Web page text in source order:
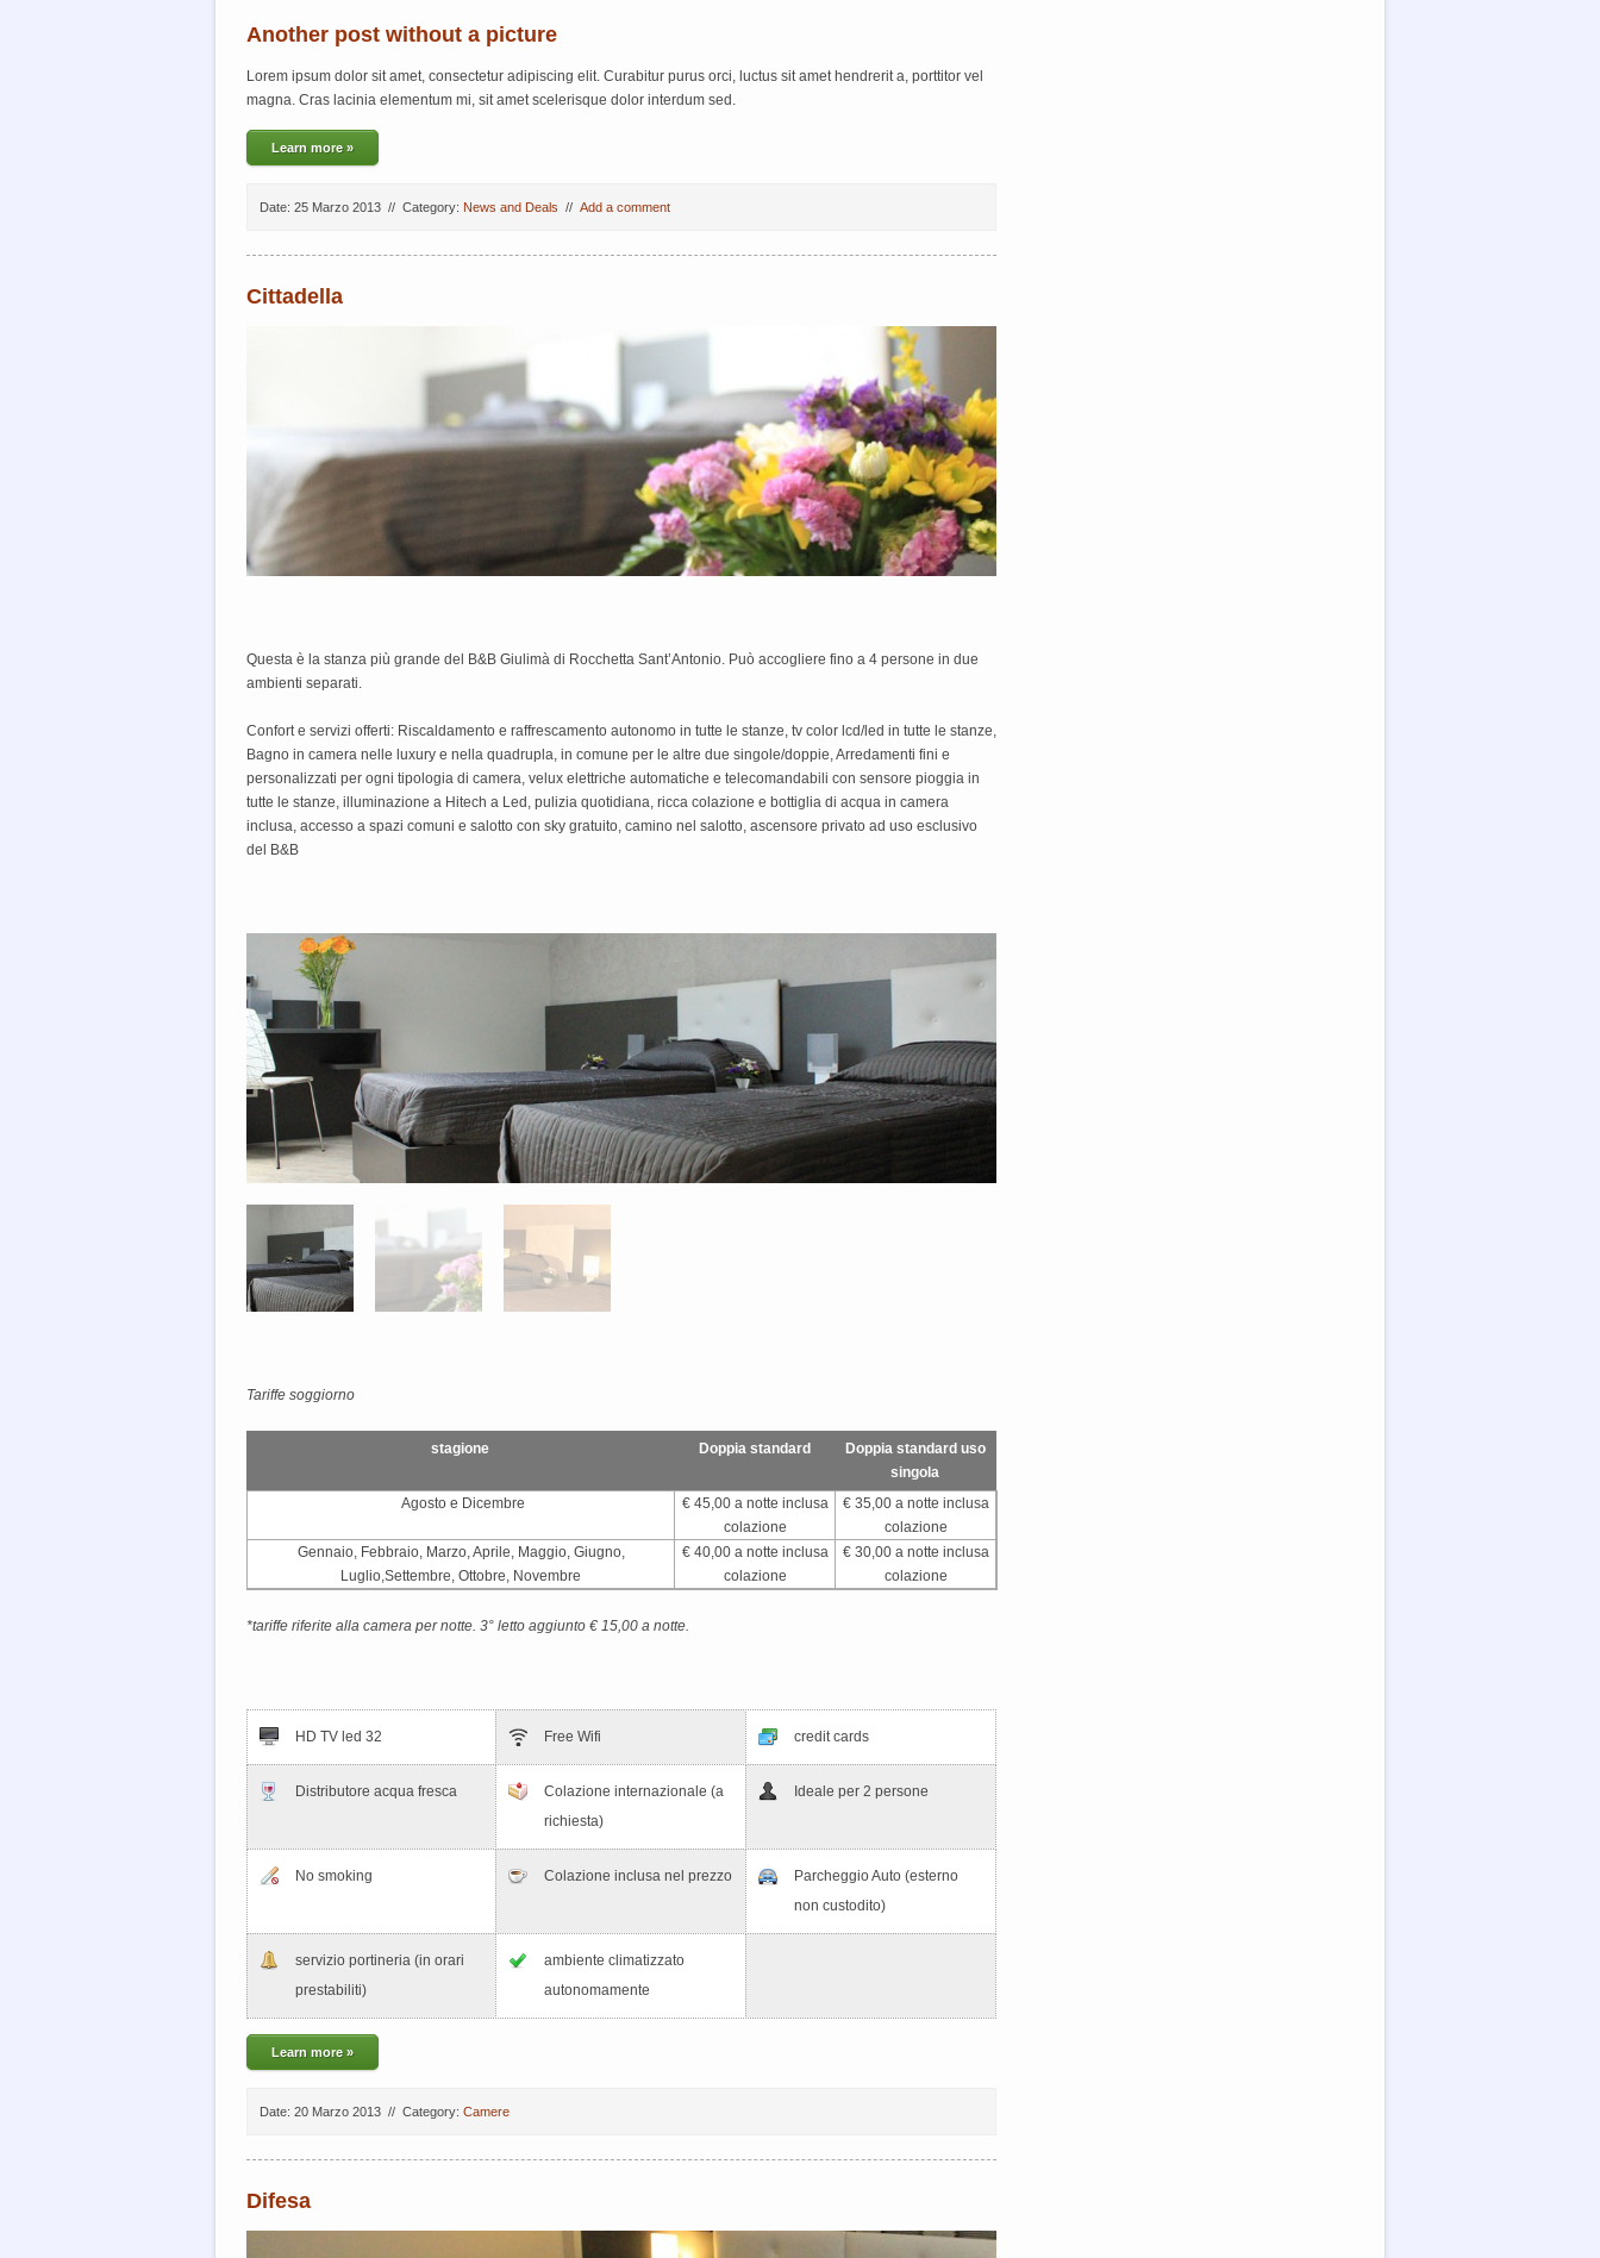
Another post without a picture
Lorem ipsum dolor sit amet, consectetur adipiscing elit. Curabitur purus orci, luctus sit amet hendrerit a, porttitor vel
magna. Cras lacinia elementum mi, sit amet scelerisque dolor interdum sed.
Learn more »
Date: 25 Marzo 2013 // Category: News and Deals // Add a comment
Cittadella
Questa è la stanza più grande del B&B Giulimà di Rocchetta Sant’Antonio. Può accogliere fino a 4 persone in due
ambienti separati.
Confort e servizi offerti: Riscaldamento e raffrescamento autonomo in tutte le stanze, tv color lcd/led in tutte le stanze,
Bagno in camera nelle luxury e nella quadrupla, in comune per le altre due singole/doppie, Arredamenti fini e
personalizzati per ogni tipologia di camera, velux elettriche automatiche e telecomandabili con sensore pioggia in
tutte le stanze, illuminazione a Hitech a Led, pulizia quotidiana, ricca colazione e bottiglia di acqua in camera
inclusa, accesso a spazi comuni e salotto con sky gratuito, camino nel salotto, ascensore privato ad uso esclusivo
del B&B
Tariffe soggiorno
stagione Doppia standard
Doppia standard uso
singola
Agosto e Dicembre
€ 45,00 a notte inclusa
colazione
€ 35,00 a notte inclusa
colazione
Gennaio, Febbraio, Marzo, Aprile, Maggio, Giugno,
Luglio,Settembre, Ottobre, Novembre
€ 40,00 a notte inclusa
colazione
€ 30,00 a notte inclusa
colazione
*tariffe riferite alla camera per notte. 3° letto aggiunto € 15,00 a notte.
HD TV led 32 Free Wifi credit cards
Distributore acqua fresca
Colazione internazionale (a
richiesta)
Ideale per 2 persone
No smoking Colazione inclusa nel prezzo
Parcheggio Auto (esterno
non custodito)
servizio portineria (in orari
prestabiliti)
ambiente climatizzato
autonomamente
Learn more »
Date: 20 Marzo 2013 // Category: Camere
Difesa